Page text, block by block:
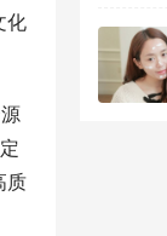
化
质